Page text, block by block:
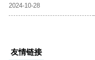
2024-10-28
友情链接